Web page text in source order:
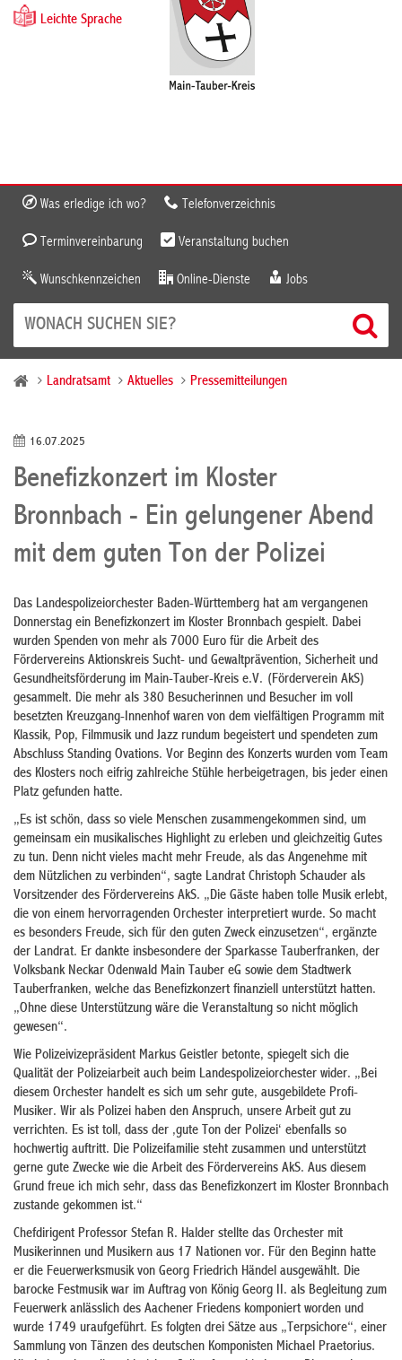
Leichte Sprache
Was erledige ich wo? Telefonverzeichnis
Terminvereinbarung Veranstaltung buchen
Wunschkennzeichen Online-Dienste Jobs
Landratsamt Aktuelles Pressemitteilungen
16.07.2025
Benefizkonzert im Kloster
Bronnbach - Ein gelungener Abend
mit dem guten Ton der Polizei
Das Landespolizeiorchester Baden-Württemberg hat am vergangenen
Donnerstag ein Benefizkonzert im Kloster Bronnbach gespielt. Dabei
wurden Spenden von mehr als 7000 Euro für die Arbeit des
Fördervereins Aktionskreis Sucht- und Gewaltprävention, Sicherheit und
Gesundheitsförderung im Main-Tauber-Kreis e.V. (Förderverein AkS)
gesammelt. Die mehr als 380 Besucherinnen und Besucher im voll
besetzten Kreuzgang-Innenhof waren von dem vielfältigen Programm mit
Klassik, Pop, Filmmusik und Jazz rundum begeistert und spendeten zum
Abschluss Standing Ovations. Vor Beginn des Konzerts wurden vom Team
des Klosters noch eifrig zahlreiche Stühle herbeigetragen, bis jeder einen
Platz gefunden hatte.
„Es ist schön, dass so viele Menschen zusammengekommen sind, um
gemeinsam ein musikalisches Highlight zu erleben und gleichzeitig Gutes
zu tun. Denn nicht vieles macht mehr Freude, als das Angenehme mit
dem Nützlichen zu verbinden“, sagte Landrat Christoph Schauder als
Vorsitzender des Fördervereins AkS. „Die Gäste haben tolle Musik erlebt,
die von einem hervorragenden Orchester interpretiert wurde. So macht
es besonders Freude, sich für den guten Zweck einzusetzen“, ergänzte
der Landrat. Er dankte insbesondere der Sparkasse Tauberfranken, der
Volksbank Neckar Odenwald Main Tauber eG sowie dem Stadtwerk
Tauberfranken, welche das Benefizkonzert finanziell unterstützt hatten.
„Ohne diese Unterstützung wäre die Veranstaltung so nicht möglich
gewesen“.
Wie Polizeivizepräsident Markus Geistler betonte, spiegelt sich die
Qualität der Polizeiarbeit auch beim Landespolizeiorchester wider. „Bei
diesem Orchester handelt es sich um sehr gute, ausgebildete Profi-
Musiker. Wir als Polizei haben den Anspruch, unsere Arbeit gut zu
verrichten. Es ist toll, dass der ‚gute Ton der Polizei‘ ebenfalls so
hochwertig auftritt. Die Polizeifamilie steht zusammen und unterstützt
gerne gute Zwecke wie die Arbeit des Fördervereins AkS. Aus diesem
Grund freue ich mich sehr, dass das Benefizkonzert im Kloster Bronnbach
zustande gekommen ist.“
Chefdirigent Professor Stefan R. Halder stellte das Orchester mit
Musikerinnen und Musikern aus 17 Nationen vor. Für den Beginn hatte
er die Feuerwerksmusik von Georg Friedrich Händel ausgewählt. Die
barocke Festmusik war im Auftrag von König Georg II. als Begleitung zum
Feuerwerk anlässlich des Aachener Friedens komponiert worden und
wurde 1749 uraufgeführt. Es folgten drei Sätze aus „Terpsichore“, einer
Sammlung von Tänzen des deutschen Komponisten Michael Praetorius.